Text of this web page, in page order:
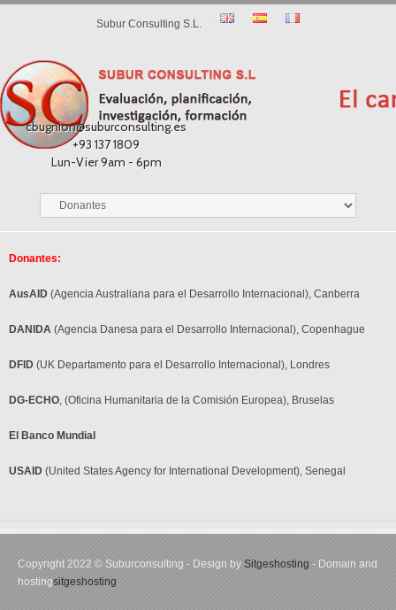
Subur Consulting S.L.
cbugnion@suburconsulting.es
+93 137 1809
Lun-Vier 9am - 6pm
Donantes:
AusAID (Agencia Australiana para el Desarrollo Internacional), Canberra
DANIDA (Agencia Danesa para el Desarrollo Internacional), Copenhague
DFID (UK Departamento para el Desarrollo Internacional), Londres
DG-ECHO, (Oficina Humanitaria de la Comisión Europea), Bruselas
El Banco Mundial
USAID (United States Agency for International Development), Senegal
Copyright 2022 © Suburconsulting - Design by Sitgeshosting - Domain and
hostingsitgeshosting